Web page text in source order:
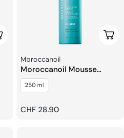
Les Options
Fournisseur:
Moroccanoil
Moroccanoil Mousse
Volumisante
250 ml
Prix
CHF 28.90